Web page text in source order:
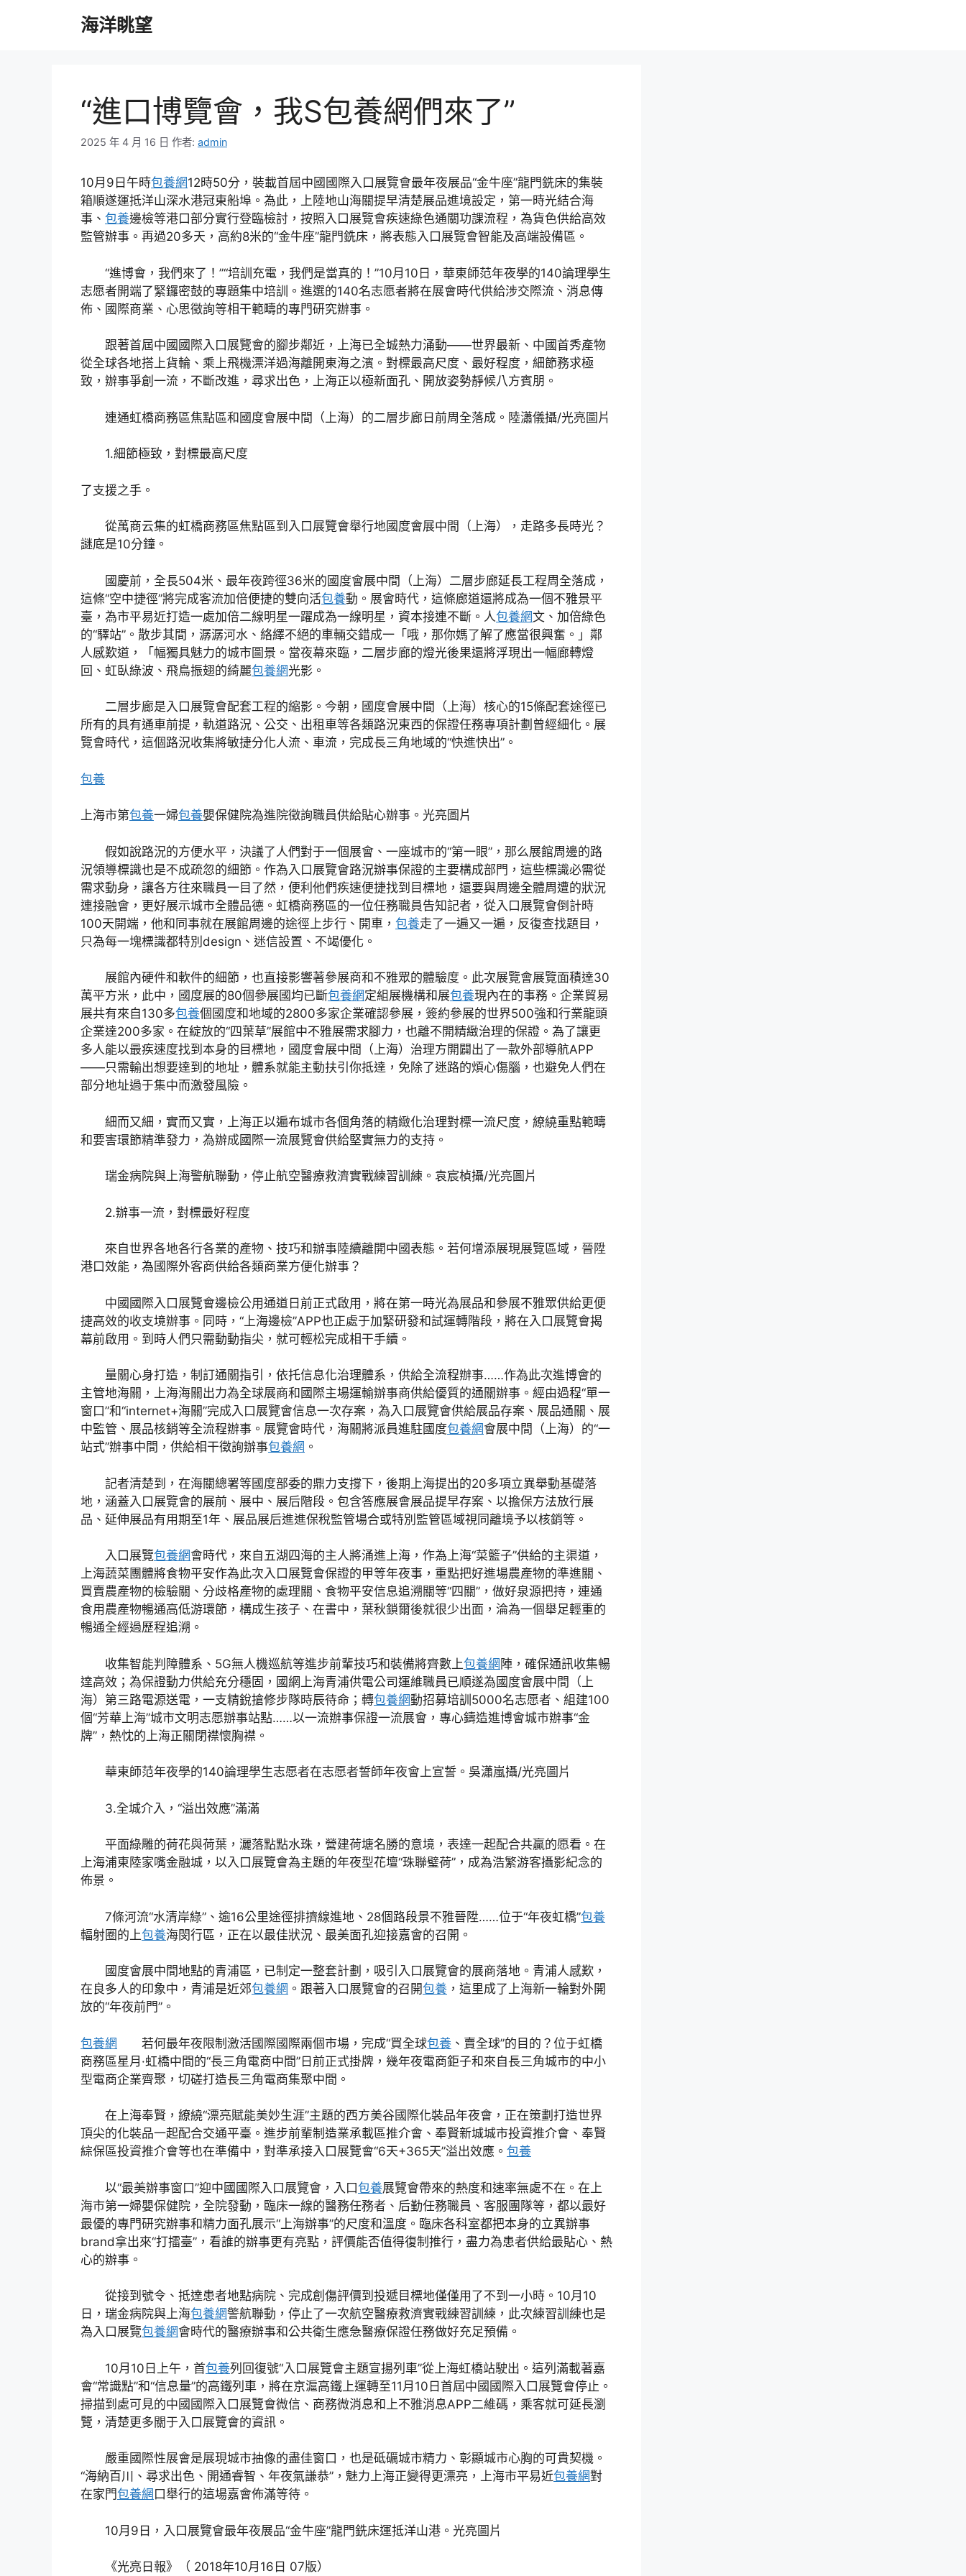
海洋眺望
“進口博覽會，我S包養網們來了”
2025 年 4 月 16 日 作者: admin
10月9日午時包養網12時50分，裝載首屆中國國際入口展覽會最年夜展品“金牛座”龍門銑床的集裝
箱順遂運抵洋山深水港冠東船埠。為此，上陸地山海關提早清楚展品進境設定，第一時光結合海
事、 包養邊檢等港口部分實行登臨檢討，按照入口展覽會疾速綠色通關功課流程，為貨色供給高效
監管辦事。再過20多天，高約8米的“金牛座”龍門銑床，將表態入口展覽會智能及高端設備區。
“進博會，我們來了！”“培訓充電，我們是當真的！”10月10日，華東師范年夜學的140論理學生
志愿者開端了緊鑼密鼓的專題集中培訓。進選的140名志愿者將在展會時代供給涉交際流、消息傳
佈、國際商業、心思徵詢等相干範疇的專門研究辦事。
跟著首屆中國國際入口展覽會的腳步鄰近，上海已全城熱力涌動——世界最新、中國首秀產物
從全球各地搭上貨輪、乘上飛機漂洋過海離開東海之濱。對標最高尺度、最好程度，細節務求極
致，辦事爭創一流，不斷改進，尋求出色，上海正以極新面孔、開放姿勢靜候八方賓朋。
連通虹橋商務區焦點區和國度會展中間（上海）的二層步廊日前周全落成。陸瀟儀攝/光亮圖片
1.細節極致，對標最高尺度
了支援之手。
從萬商云集的虹橋商務區焦點區到入口展覽會舉行地國度會展中間（上海），走路多長時光？
謎底是10分鐘。
國慶前，全長504米、最年夜跨徑36米的國度會展中間（上海）二層步廊延長工程周全落成，
這條“空中捷徑”將完成客流加倍便捷的雙向活包養動。展會時代，這條廊道還將成為一個不雅景平
臺，為市平易近打造一處加倍二線明星一躍成為一線明星，資本接連不斷。人包養網文、加倍綠色
的“驛站”。散步其間，潺潺河水、絡繹不絕的車輛交錯成一「哦，那你媽了解了應當很興奮。」鄰
人感歎道，「幅獨具魅力的城市圖景。當夜幕來臨，二層步廊的燈光後果還將浮現出一幅廊轉燈
回、虹臥綠波、飛鳥振翅的綺麗包養網光影。
二層步廊是入口展覽會配套工程的縮影。今朝，國度會展中間（上海）核心的15條配套途徑已
所有的具有通車前提，軌道路況、公交、出租車等各類路況東西的保證任務專項計劃曾經細化。展
覽會時代，這個路況收集將敏捷分化人流、車流，完成長三角地域的“快進快出”。
包養
上海市第包養一婦包養嬰保健院為進院徵詢職員供給貼心辦事。光亮圖片
假如說路況的方便水平，決議了人們對于一個展會、一座城市的“第一眼”，那么展館周邊的路
況領導標識也是不成疏忽的細節。作為入口展覽會路況辦事保證的主要構成部門，這些標識必需從
需求動身，讓各方往來職員一目了然，便利他們疾速便捷找到目標地，還要與周邊全體周遭的狀況
連接融會，更好展示城市全體品德。虹橋商務區的一位任務職員告知記者，從入口展覽會倒計時
100天開端，他和同事就在展館周邊的途徑上步行、開車， 包養走了一遍又一遍，反復查找題目，
只為每一塊標識都特別design、迷信設置、不竭優化。
展館內硬件和軟件的細節，也直接影響著參展商和不雅眾的體驗度。此次展覽會展覽面積達30
萬平方米，此中，國度展的80個參展國均已斷包養網定組展機構和展包養現內在的事務。企業貿易
展共有來自130多包養個國度和地域的2800多家企業確認參展，簽約參展的世界500強和行業龍頭
企業達200多家。在綻放的“四葉草”展館中不雅展需求腳力，也離不開精緻治理的保證。為了讓更
多人能以最疾速度找到本身的目標地，國度會展中間（上海）治理方開闢出了一款外部導航APP
——只需輸出想要達到的地址，體系就能主動扶引你抵達，免除了迷路的煩心傷腦，也避免人們在
部分地址過于集中而激發風險。
細而又細，實而又實，上海正以遍布城市各個角落的精緻化治理對標一流尺度，繚繞重點範疇
和要害環節精準發力，為辦成國際一流展覽會供給堅實無力的支持。
瑞金病院與上海警航聯動，停止航空醫療救濟實戰練習訓練。袁宸楨攝/光亮圖片
2.辦事一流，對標最好程度
來自世界各地各行各業的產物、技巧和辦事陸續離開中國表態。若何增添展現展覽區域，晉陞
港口效能，為國際外客商供給各類商業方便化辦事？
中國國際入口展覽會邊檢公用通道日前正式啟用，將在第一時光為展品和參展不雅眾供給更便
捷高效的收支境辦事。同時，“上海邊檢”APP也正處于加緊研發和試運轉階段，將在入口展覽會揭
幕前啟用。到時人們只需動動指尖，就可輕松完成相干手續。
量關心身打造，制訂通關指引，依托信息化治理體系，供給全流程辦事……作為此次進博會的
主管地海關，上海海關出力為全球展商和國際主場運輸辦事商供給優質的通關辦事。經由過程“單一
窗口”和“internet+海關”完成入口展覽會信息一次存案，為入口展覽會供給展品存案、展品通關、展
中監管、展品核銷等全流程辦事。展覽會時代，海關將派員進駐國度包養網會展中間（上海）的“一
站式”辦事中間，供給相干徵詢辦事包養網 。
記者清楚到，在海關總署等國度部委的鼎力支撐下，後期上海提出的20多項立異舉動基礎落
地，涵蓋入口展覽會的展前、展中、展后階段。包含答應展會展品提早存案、以擔保方法放行展
品、延伸展品有用期至1年、展品展后進進保稅監管場合或特別監管區域視同離境予以核銷等。
入口展覽包養網會時代，來自五湖四海的主人將涌進上海，作為上海“菜籃子”供給的主渠道，
上海蔬菜團體將食物平安作為此次入口展覽會保證的甲等年夜事，重點把好進場農產物的準進關、
買賣農產物的檢驗關、分歧格產物的處理關、食物平安信息追溯關等“四關”，做好泉源把持，連通
食用農產物暢通高低游環節，構成生孩子、在書中，葉秋鎖爾後就很少出面，淪為一個舉足輕重的
暢通全經過歷程追溯。
收集智能判障體系、5G無人機巡航等進步前輩技巧和裝備將齊數上包養網 陣，確保通訊收集暢
達高效；為保證動力供給充分穩固，國網上海青浦供電公司運維職員已順遂為國度會展中間（上
海）第三路電源送電，一支精銳搶修步隊時辰待命；轉包養網動招募培訓5000名志愿者、組建100
個“芳華上海”城市文明志愿辦事站點……以一流辦事保證一流展會，專心鑄造進博會城市辦事“金
牌”，熱忱的上海正關閉襟懷胸襟。
華東師范年夜學的140論理學生志愿者在志愿者誓師年夜會上宣誓。吳瀟嵐攝/光亮圖片
3.全城介入，“溢出效應”滿滿
平面綠雕的荷花與荷葉，灑落點點水珠，營建荷塘名勝的意境，表達一起配合共贏的愿看。在
上海浦東陸家嘴金融城，以入口展覽會為主題的年夜型花壇“珠聯璧荷”，成為浩繁游客攝影紀念的
佈景。
7條河流“水清岸綠”、逾16公里途徑排擠線進地、28個路段景不雅晉陞……位于“年夜虹橋”包養
輻射圈的上包養海閔行區，正在以最佳狀況、最美面孔迎接嘉會的召開。
國度會展中間地點的青浦區，已制定一整套計劃，吸引入口展覽會的展商落地。青浦人感歎，
在良多人的印象中，青浦是近郊包養網 。跟著入口展覽會的召開包養 ，這里成了上海新一輪對外開
放的“年夜前門”。
包養網 若何最年夜限制激活國際國際兩個市場，完成“買全球包養 、賣全球”的目的？位于虹橋
商務區星月·虹橋中間的“長三角電商中間”日前正式掛牌，幾年夜電商鉅子和來自長三角城市的中小
型電商企業齊聚，切磋打造長三角電商集聚中間。
在上海奉賢，繚繞“漂亮賦能美妙生涯”主題的西方美谷國際化裝品年夜會，正在策劃打造世界
頂尖的化裝品一起配合交通平臺。進步前輩制造業承載區推介會、奉賢新城城市投資推介會、奉賢
綜保區投資推介會等也在準備中，對準承接入口展覽會“6天+365天”溢出效應。 包養
以“最美辦事窗口”迎中國國際入口展覽會，入口包養展覽會帶來的熱度和速率無處不在。在上
海市第一婦嬰保健院，全院發動，臨床一線的醫務任務者、后勤任務職員、客服團隊等，都以最好
最優的專門研究辦事和精力面孔展示“上海辦事”的尺度和溫度。臨床各科室都把本身的立異辦事
brand拿出來“打擂臺”，看誰的辦事更有亮點，評價能否值得復制推行，盡力為患者供給最貼心、熱
心的辦事。
從接到號令、抵達患者地點病院、完成創傷評價到投遞目標地僅僅用了不到一小時。10月10
日，瑞金病院與上海包養網警航聯動，停止了一次航空醫療救濟實戰練習訓練，此次練習訓練也是
為入口展覽包養網會時代的醫療辦事和公共衛生應急醫療保證任務做好充足預備。
10月10日上午，首包養列回復號“入口展覽會主題宣揚列車”從上海虹橋站駛出。這列滿載著嘉
會“常識點”和“信息量”的高鐵列車，將在京滬高鐵上運轉至11月10日首屆中國國際入口展覽會停止。
掃描到處可見的中國國際入口展覽會微信、商務微消息和上不雅消息APP二維碼，乘客就可延長瀏
覽，清楚更多關于入口展覽會的資訊。
嚴重國際性展會是展現城市抽像的盡佳窗口，也是砥礪城市精力、彰顯城市心胸的可貴契機。
“海納百川、尋求出色、開通睿智、年夜氣謙恭”，魅力上海正變得更漂亮，上海市平易近包養網對
在家門包養網 口舉行的這場嘉會佈滿等待。
10月9日，入口展覽會最年夜展品“金牛座”龍門銑床運抵洋山港。光亮圖片
《光亮日報》（ 2018年10月16日 07版）